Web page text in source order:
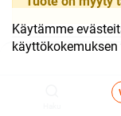
Käytämme